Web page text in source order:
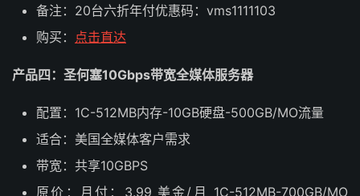
备注：20台六折年付优惠码：vms1111103
购买： 点击直达
产品四： 圣何塞10Gbps带宽全媒体服务器
配置：1C-512MB内存-10GB硬盘-500GB/MO流量
适合：美国全媒体客户需求
带宽：共享10GBPS
原价：月付：3.99 美金/月 1C-512MB-700GB/MO